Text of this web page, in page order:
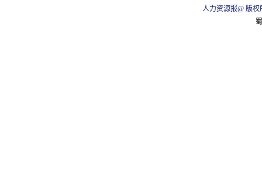
人力资源报@ 版